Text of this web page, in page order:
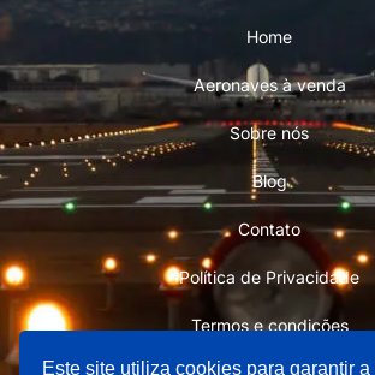
Home
Aeronaves à venda
Sobre nós
Blog
Contato
Política de Privacidade
Termos e condições
Este site utiliza cookies para garantir a